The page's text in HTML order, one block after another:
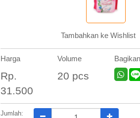
Tambahkan ke Wishlist
Harga
Rp.
31.500
Volume
20 pcs
Bagikan
Jumlah: